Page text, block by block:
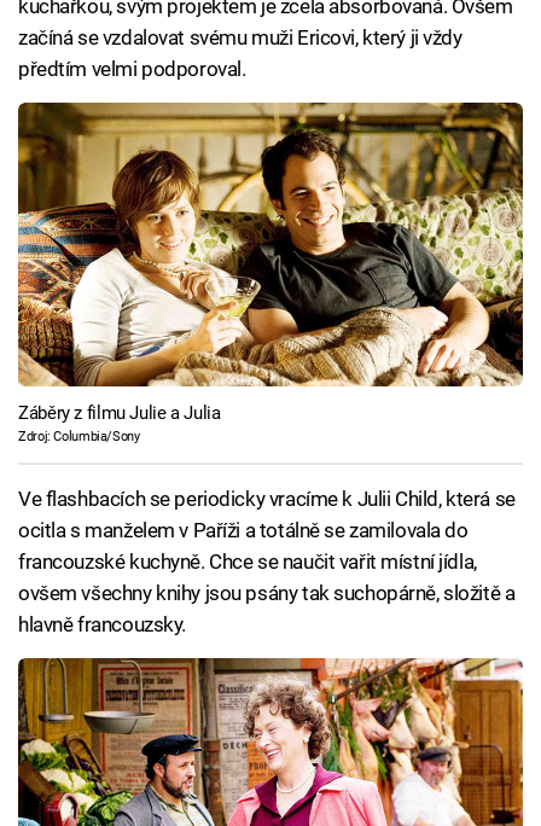
kuchařkou, svým projektem je zcela absorbovaná. Ovšem
začíná se vzdalovat svému muži Ericovi, který ji vždy
předtím velmi podporoval.
Záběry z filmu Julie a Julia
Zdroj: Columbia/Sony
Ve flashbacích se periodicky vracíme k Julii Child, která se
ocitla s manželem v Paříži a totálně se zamilovala do
francouzské kuchyně. Chce se naučit vařit místní jídla,
ovšem všechny knihy jsou psány tak suchopárně, složitě a
hlavně francouzsky.